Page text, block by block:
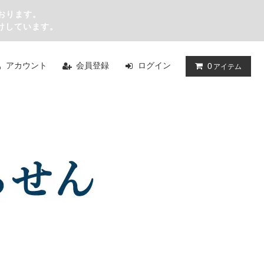
ます。
ています。
アカウント 会員登録 ログイン 0 アイテム